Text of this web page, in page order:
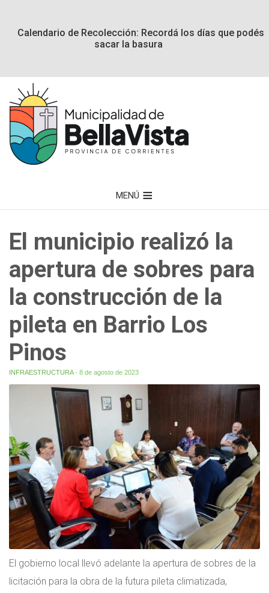
Calendario de Recolección: Recordá los días que podés
sacar la basura
MENÚ
El municipio realizó la
apertura de sobres para
la construcción de la
pileta en Barrio Los
Pinos
INFRAESTRUCTURA- 8 de agosto de 2023
El gobierno local llevó adelante la apertura de sobres de la
licitación para la obra de la futura pileta climatizada,